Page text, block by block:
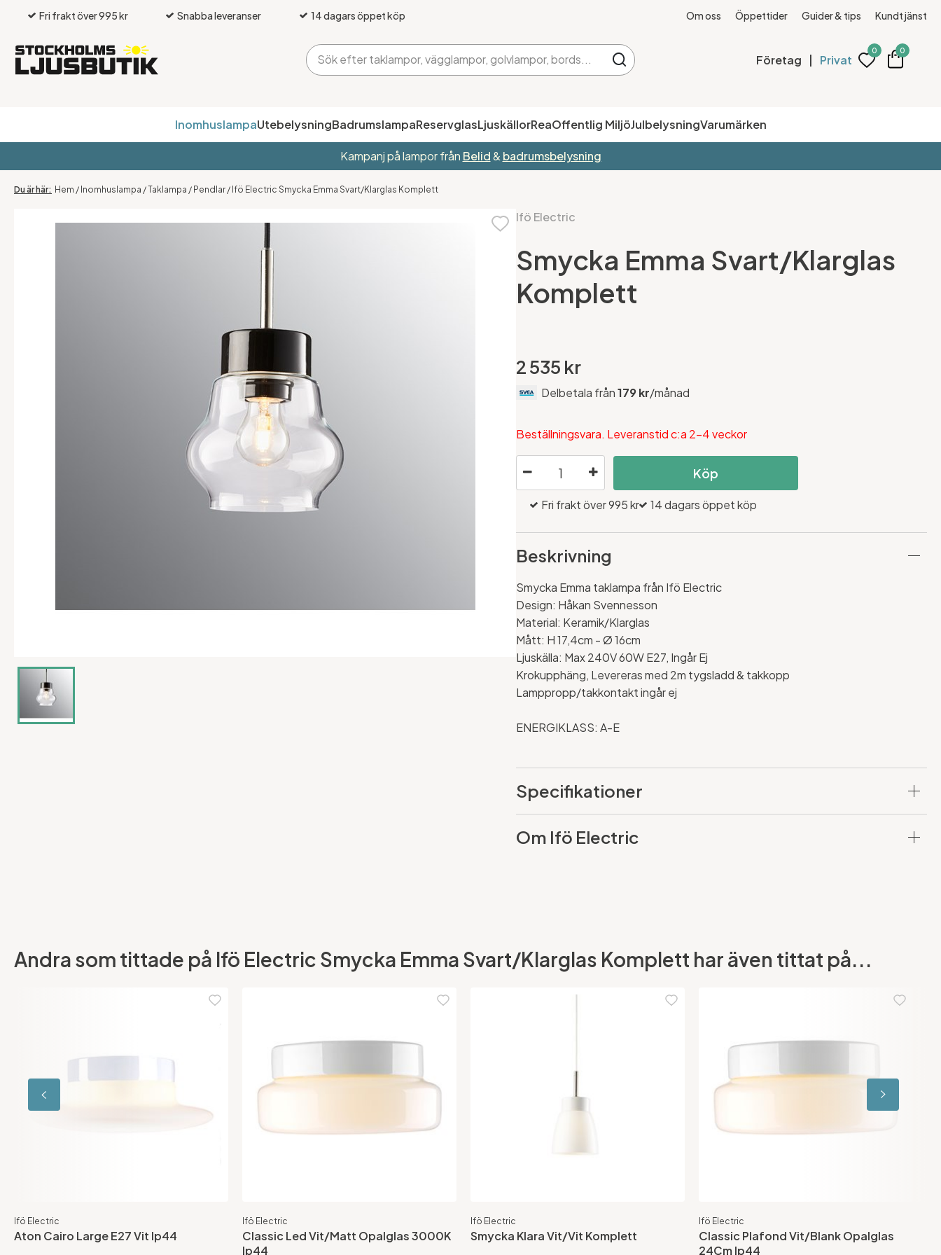
Fri frakt över 995 kr Snabba leveranser 14 dagars öppet köp Om oss Öppettider Guider & tips Kundtjänst
Företag | Privat
0 0
InomhuslampaUtebelysningBadrumslampaReservglasLjuskällorReaOffentlig MiljöJulbelysningVarumärken
Kampanj på lampor från Belid& badrumsbelysning
Hem / Inomhuslampa /Taklampa / Pendlar / Ifö Electric Smycka Emma Svart/Klarglas Komplett
Ifö Electric
Smycka Emma Svart/Klarglas
Komplett
2 535 kr
Delbetala från179 kr/månad
Beställningsvara. Leveranstid c:a 2-4 veckor
Köp
Fri frakt över 995 kr 14 dagars öppet köp
Beskrivning
Smycka Emma taklampa från Ifö Electric
Design: Håkan Svennesson
Material: Keramik/Klarglas
Mått: H 17,4cm -Ø 16cm
Ljuskälla: Max 240V 60W E27, Ingår Ej
Krokupphäng, Levereras med 2m tygsladd & takkopp
Lamppropp/takkontakt ingår ej
ENERGIKLASS: A-E
Specifikationer
Om Ifö Electric
Andra som tittade på Ifö Electric Smycka Emma Svart/Klarglas Komplett har även tittat på...
Ifö Electric
Aton Cairo Large E27 Vit Ip44
Ifö Electric
Classic Led Vit/Matt Opalglas 3000K
Ip44
Ifö Electric
Smycka Klara Vit/Vit Komplett
Ifö Electric
Classic Plafond Vit/Blank Opalglas
24Cm Ip44